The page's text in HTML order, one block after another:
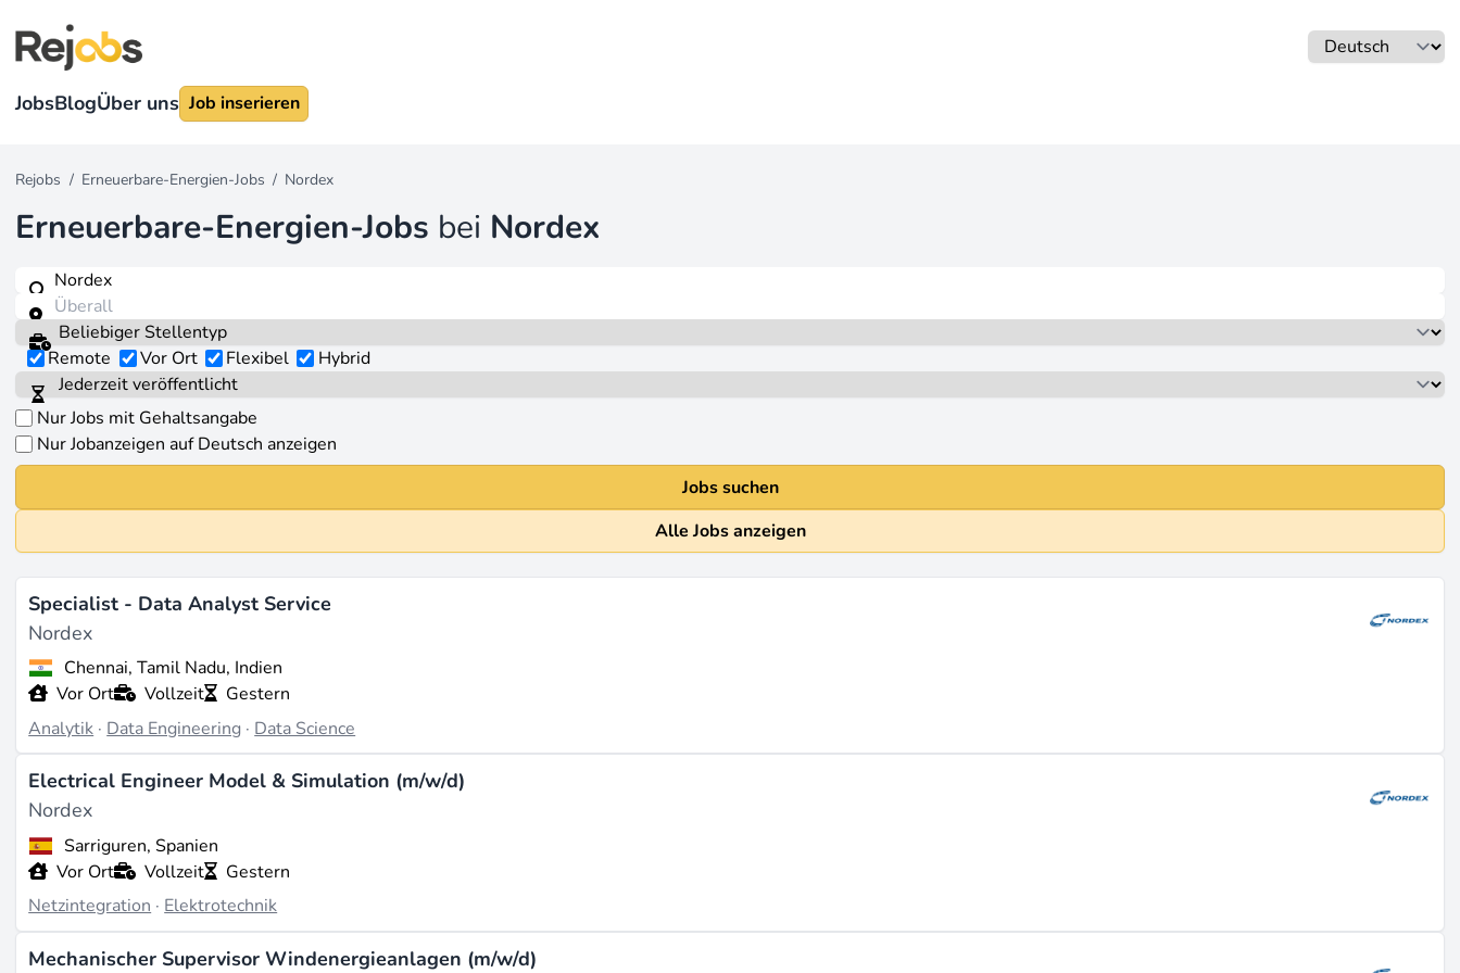
JobsBlogÜber uns Job inserieren
Rejobs / Erneuerbare-Energien-Jobs / Nordex
Erneuerbare-Energien-Jobs bei Nordex
Remote Vor Ort Flexibel Hybrid
Nur Jobs mit Gehaltsangabe
Nur Jobanzeigen auf Deutsch anzeigen
Jobs suchen
Alle Jobs anzeigen
Specialist - Data Analyst Service
Nordex
Chennai, Tamil Nadu, Indien
Vor Ort
Vollzeit
Gestern
Analytik · Data Engineering · Data Science
Electrical Engineer Model & Simulation (m/w/d)
Nordex
Sarriguren, Spanien
Vor Ort
Vollzeit
Gestern
Netzintegration · Elektrotechnik
Mechanischer Supervisor Windenergieanlagen (m/w/d)